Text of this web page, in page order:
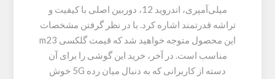
میلی‌آمپری، اندروید 12، دوربین اصلی با کیفیت و
تراشه قدرتمند اشاره کرد. با در نظر گرفتن مشخصات
این محصول متوجه خواهید شد که قیمت گلکسی m23
مناسب است. در آخر، خرید این گوشی را برای آن
دسته از کاربرانی که به دنبال میان رده 5G خوش